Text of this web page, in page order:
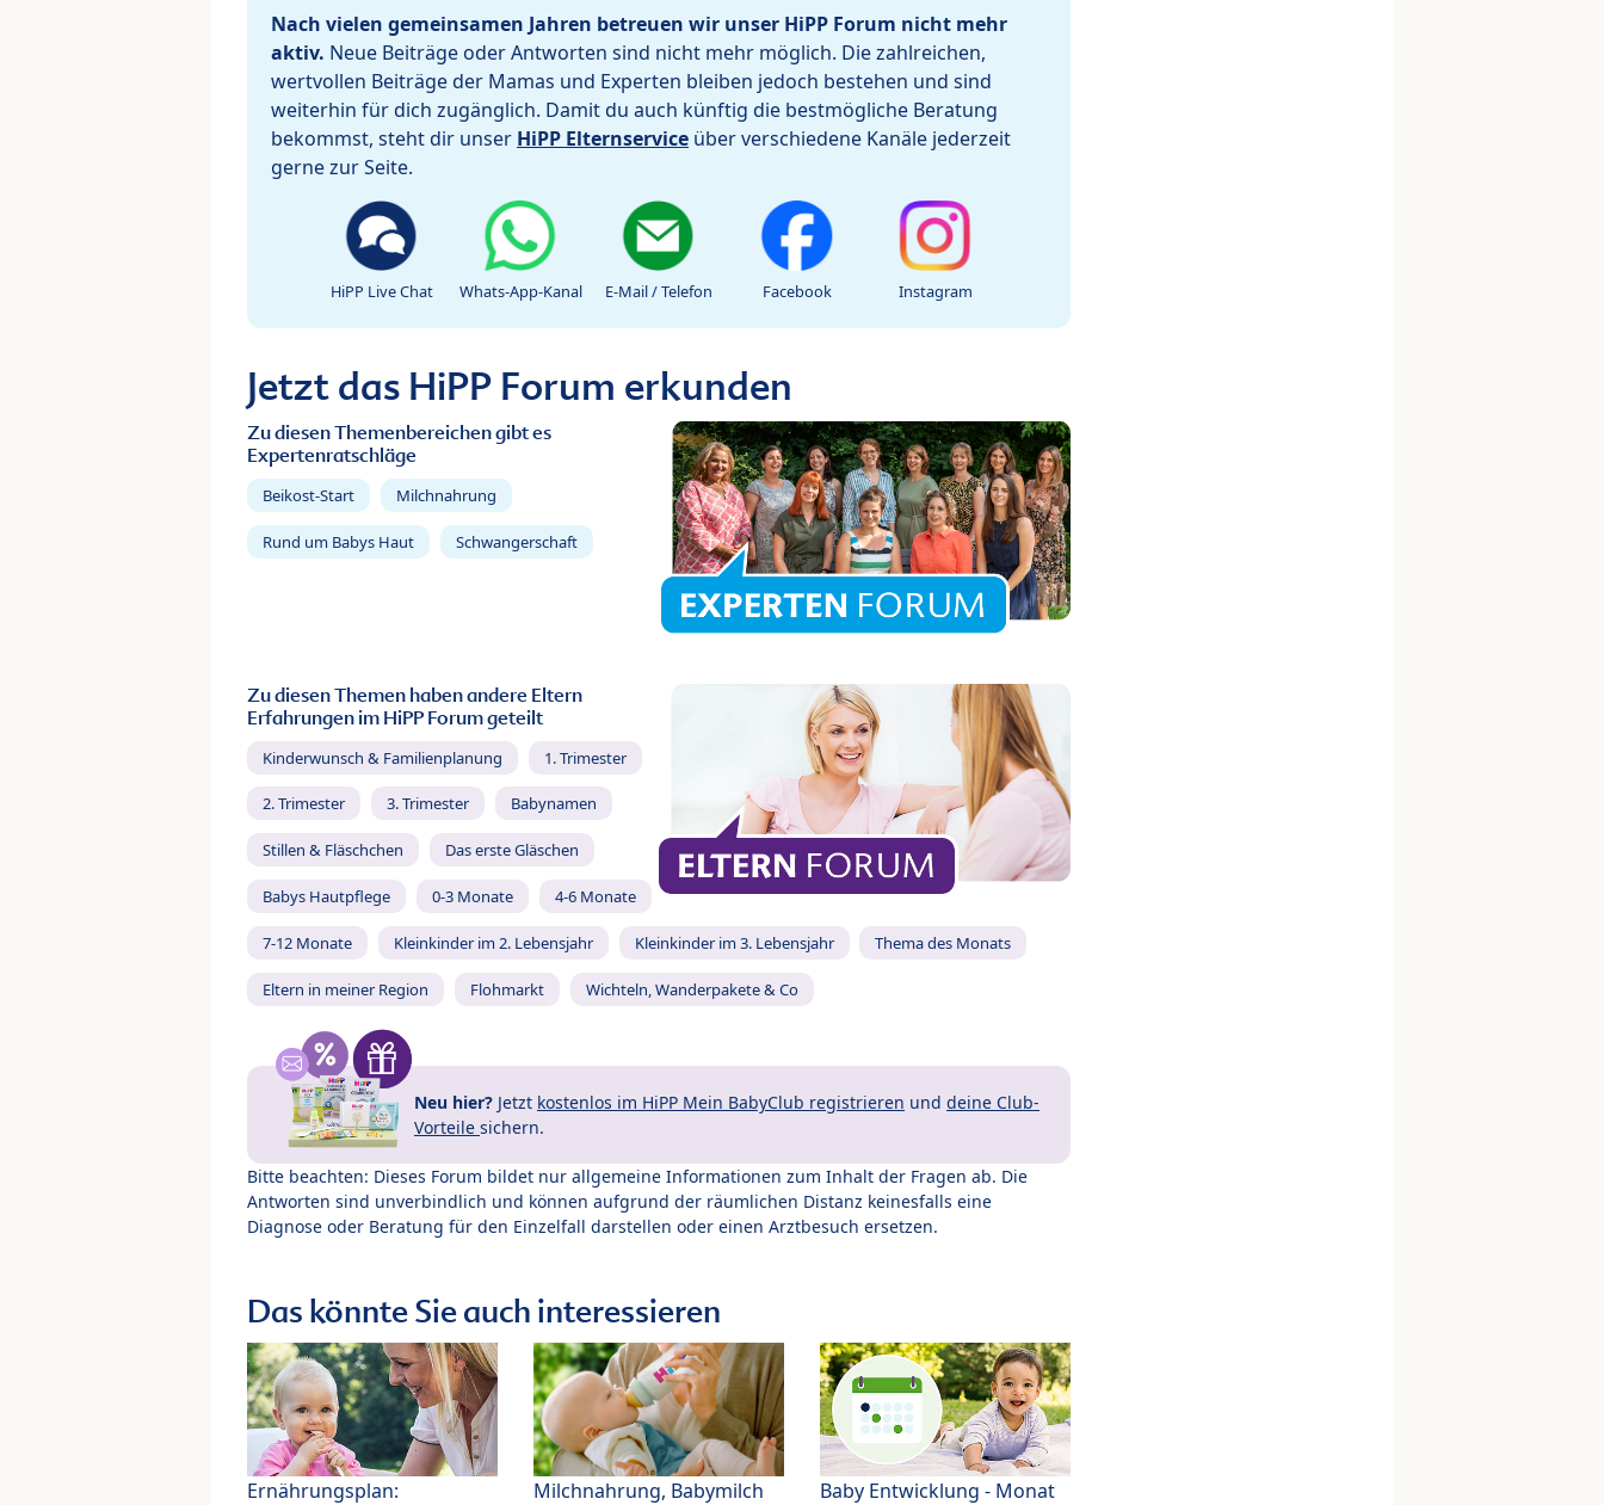
Nach vielen gemeinsamen Jahren betreuen wir unser HiPP Forum nicht mehr
aktiv. Neue Beiträge oder Antworten sind nicht mehr möglich. Die zahlreichen,
wertvollen Beiträge der Mamas und Experten bleiben jedoch bestehen und sind
weiterhin für dich zugänglich. Damit du auch künftig die bestmögliche Beratung
bekommst, steht dir unser HiPP Elternservice über verschiedene Kanäle jederzeit
gerne zur Seite.
HiPP Live Chat Whats-App-Kanal E-Mail / Telefon Facebook Instagram
Jetzt das HiPP Forum erkunden
Zu diesen Themenbereichen gibt es
Expertenratschläge
Beikost-Start Milchnahrung
Rund um Babys Haut Schwangerschaft
Zu diesen Themen haben andere Eltern
Erfahrungen im HiPP Forum geteilt
Kinderwunsch & Familienplanung 1. Trimester
2. Trimester 3. Trimester Babynamen
Stillen & Fläschchen Das erste Gläschen
Babys Hautpflege 0-3 Monate 4-6 Monate
7-12 Monate Kleinkinder im 2. Lebensjahr Kleinkinder im 3. Lebensjahr Thema des Monats
Eltern in meiner Region Flohmarkt Wichteln, Wanderpakete & Co
Neu hier? Jetzt kostenlos im HiPP Mein BabyClub registrieren und deine Club-
Vorteile sichern.
Bitte beachten: Dieses Forum bildet nur allgemeine Informationen zum Inhalt der Fragen ab. Die
Antworten sind unverbindlich und können aufgrund der räumlichen Distanz keinesfalls eine
Diagnose oder Beratung für den Einzelfall darstellen oder einen Arztbesuch ersetzen.
Das könnte Sie auch interessieren
Ernährungsplan: Milchnahrung, Babymilch Baby Entwicklung - Monat